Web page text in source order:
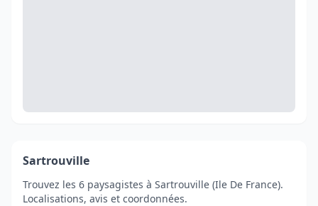
Sartrouville
Trouvez les 6 paysagistes à Sartrouville (Ile De France).
Localisations, avis et coordonnées.